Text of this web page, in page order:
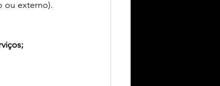
ou externo).